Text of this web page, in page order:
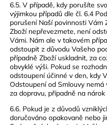
6.5. V případě, kdy porušíte
výjimkou případů dle čl. 6.4
porušení Naší povinnosti Vám
Zboží nepřevezmete, není
Vámi. Nám ale v takovém
odstoupit z důvodu Vašeho
případně Zboží uskladnit, za
obvyklé výši. Pokud se
odstoupení účinné v den, kdy
Odstoupení od Smlouvy
za dopravu, případně na
6.6. Pokud je z důvodů
doručováno opakovaně nebo